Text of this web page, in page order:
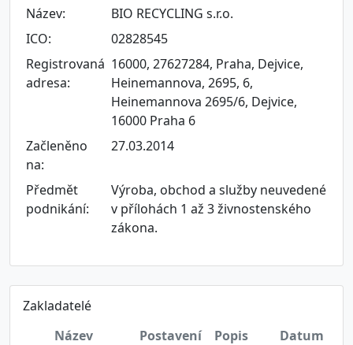
Název:
BIO RECYCLING s.r.o.
ICO:
02828545
Registrovaná
adresa:
16000, 27627284, Praha, Dejvice,
Heinemannova, 2695, 6,
Heinemannova 2695/6, Dejvice,
16000 Praha 6
Začleněno
na:
27.03.2014
Předmět
podnikání:
Výroba, obchod a služby neuvedené
v přílohách 1 až 3 živnostenského
zákona.
Zakladatelé
Název
Postavení Popis
Datum